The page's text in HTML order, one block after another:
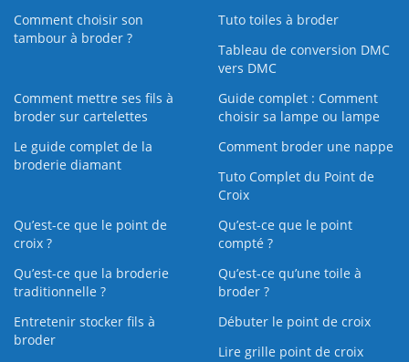
Comment choisir son
tambour à broder ?
Tuto toiles à broder
Tableau de conversion DMC
vers DMC
Comment mettre ses fils à
broder sur cartelettes
Guide complet : Comment
choisir sa lampe ou lampe
Le guide complet de la
broderie diamant
Comment broder une nappe
Tuto Complet du Point de
Croix
Qu’est-ce que le point de
croix ?
Qu’est-ce que le point
compté ?
Qu’est-ce que la broderie
traditionnelle ?
Qu’est‑ce qu’une toile à
broder ?
Entretenir stocker fils à
broder
Débuter le point de croix
Lire grille point de croix